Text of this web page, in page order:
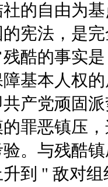
的自由为
宪法，是
酷的事实
基本人权
产党顽固
罪恶镇压
。与残酷
到 " 敌对